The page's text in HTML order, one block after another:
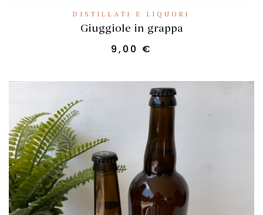
DISTILLATI E LIQUORI
Giuggiole in grappa
9,00 €